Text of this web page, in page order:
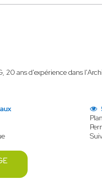
20 ans d'expérience dans
Plan